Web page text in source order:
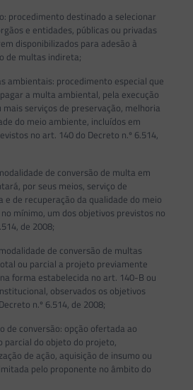
procedimento destinado a selecionar
e entidades, públicas ou privadas
disponibilizados para adesão à
de multas indireta;
ambientais: procedimento especial que
a multa ambiental, pela execução
serviços de preservação, melhoria
do meio ambiente, incluídos em
no art. 140 do Decreto n.º 6.514,
de conversão de multa em
por seus meios, serviço de
e de recuperação da qualidade do meio
mínimo, um dos objetivos previstos no
de 2008;
de conversão de multas
ou parcial a projeto previamente
forma estabelecida no art. 140-B ou
observados os objetivos
n.º 6.514, de 2008;
de conversão: opção ofertada ao
parcial do objeto do projeto,
de ação, aquisição de insumo ou
pelo proponente no âmbito do